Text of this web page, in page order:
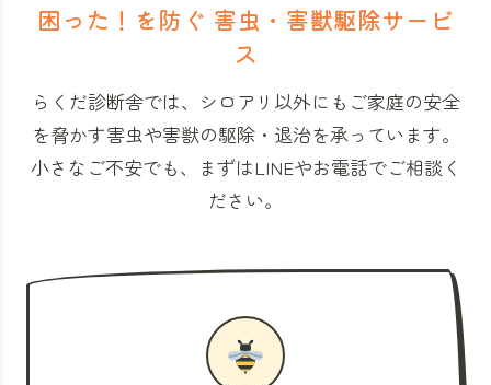
困った！を防ぐ 害虫・害獣駆除サービ
ス
らくだ診断舎では、シロアリ以外にもご家庭の安全
を脅かす害虫や害獣の駆除・退治を承っています。
小さなご不安でも、まずはLINEやお電話でご相談く
ださい。